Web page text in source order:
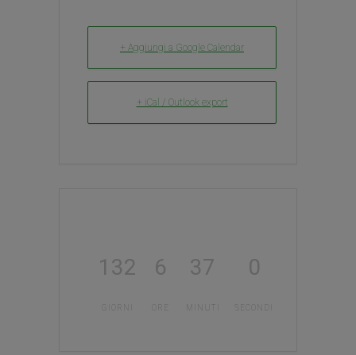
+ Aggiungi a Google Calendar
+ iCal / Outlook export
132 6 36 59